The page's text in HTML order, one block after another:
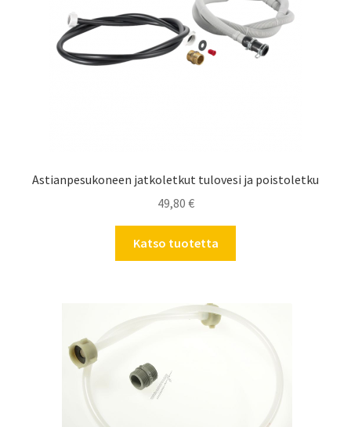
Astianpesukoneen jatkoletkut tulovesi ja poistoletku
49,80 €
Katso tuotetta